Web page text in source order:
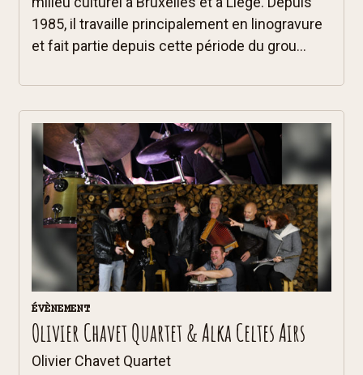
1985, il travaille principalement en linogravure
et fait partie depuis cette période du grou...
ÉVÈNEMENT
Olivier Chavet Quartet & Alka Celtes Airs
Olivier Chavet Quartet